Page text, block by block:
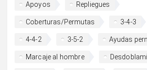
Apoyos Repliegues
Coberturas/Permutas 3-4-3
4-4-2 3-5-2 Ayudas
Marcaje al hombre